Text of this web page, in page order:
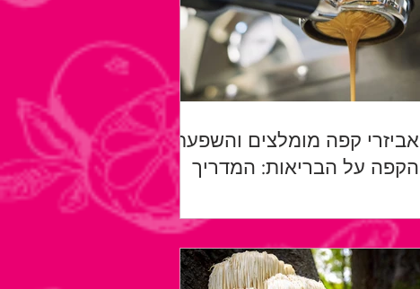
אביזרי קפה מומלצים והשפעת
הקפה על הבריאות: המדריך